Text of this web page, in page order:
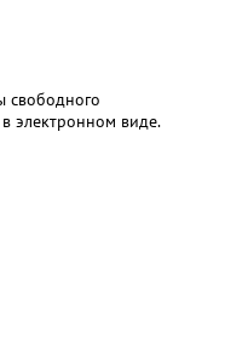
свободного
электронном виде.